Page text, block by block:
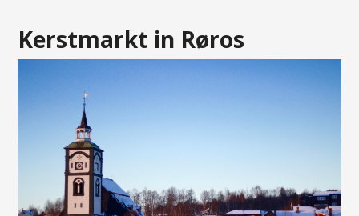
Kerstmarkt in Røros